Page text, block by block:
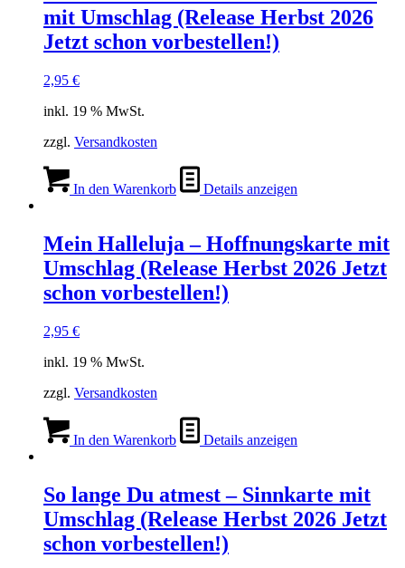
mit Umschlag (Release Herbst 2026
Jetzt schon vorbestellen!)
2,95 €
inkl. 19 % MwSt.
zzgl. Versandkosten
In den Warenkorb Details anzeigen
Mein Halleluja – Hoffnungskarte mit
Umschlag (Release Herbst 2026 Jetzt
schon vorbestellen!)
2,95 €
inkl. 19 % MwSt.
zzgl. Versandkosten
In den Warenkorb Details anzeigen
So lange Du atmest – Sinnkarte mit
Umschlag (Release Herbst 2026 Jetzt
schon vorbestellen!)